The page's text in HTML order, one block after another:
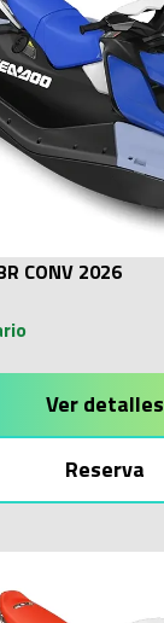
CONV 2026
Ver detalles
Reserva